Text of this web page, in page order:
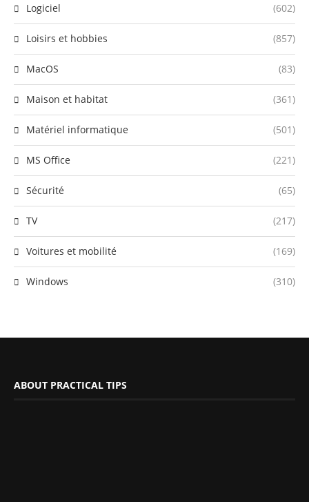
Logiciel (602)
Loisirs et hobbies (857)
MacOS (83)
Maison et habitat (361)
Matériel informatique (501)
MS Office (221)
Sécurité (65)
TV (217)
Voitures et mobilité (169)
Windows (310)
ABOUT PRACTICAL TIPS